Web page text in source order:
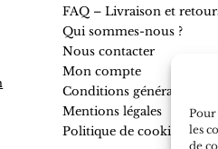
Pour
les
de
FAQ – Livraison et
Qui sommes-nous ?
Nous contacter
Mon compte
Conditions générales de
Mentions légales
Politique de cookies